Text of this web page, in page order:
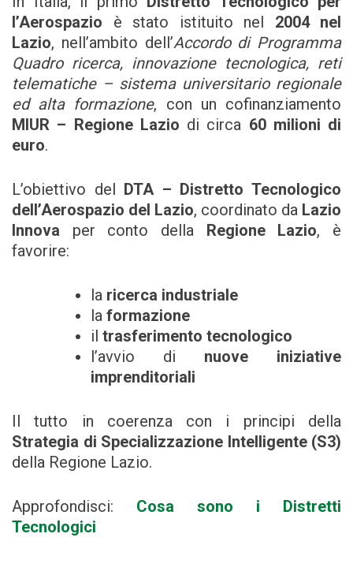
l’Aerospazio è stato istituito nel 2004 nel
Lazio, nell’ambito dell’Accordo di Programma
Quadro ricerca, innovazione tecnologica, reti
telematiche – sistema universitario regionale
ed alta formazione, con un cofinanziamento
MIUR – Regione Lazio di circa 60 milioni di
euro.
L’obiettivo del DTA – Distretto Tecnologico
dell’Aerospazio del Lazio, coordinato da Lazio
Innova per conto della Regione Lazio, è
favorire:
la ricerca industriale
la formazione
il trasferimento tecnologico
l’avvio di nuove iniziative
imprenditoriali
Il tutto in coerenza con i principi della
Strategia di Specializzazione Intelligente (S3)
della Regione Lazio.
Approfondisci: Cosa sono i Distretti
Tecnologici